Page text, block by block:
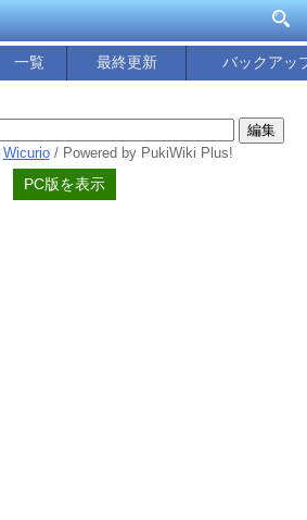
一覧 最終更新 バックアッ
Wicurio/ Powered by PukiWiki Plus!
PC版を表示